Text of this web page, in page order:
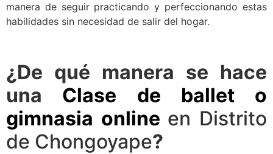
manera de seguir practicando y perfeccionando estas
habilidades sin necesidad de salir del hogar.
¿De qué manera se hace
una Clase de ballet o
gimnasia online en Distrito
de Chongoyape?